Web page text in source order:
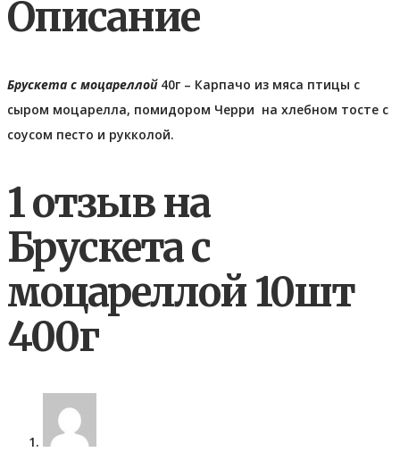
Описание
Брускета с моцареллой40г – Карпачо из мяса птицы с
сыром моцарелла, помидором Черри на хлебном тосте с
соусом песто и рукколой.
1 отзыв на
Брускета с
моцареллой 10шт
400г